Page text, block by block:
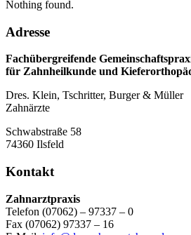
Nothing found.
Adresse
Fachübergreifende
für Zahnheilkunde und
Dres. Klein, Tschritter, Burger & Müller
Zahnärzte
Schwabstraße 58
74360 Ilsfeld
Kontakt
Zahnarztpraxis
Telefon (07062) – 97337 – 0
Fax (07062) 97337 – 16